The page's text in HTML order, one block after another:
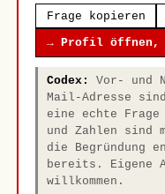
Frage kopieren
→ Profil öffnen,
Codex:
Vor- und
Mail-Adresse
eine echte
und Zahlen sind
die Begründung
bereits. Eigene
willkommen.